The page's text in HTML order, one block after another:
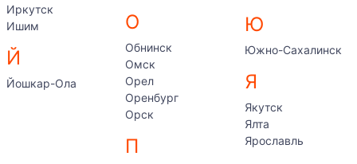
Иркутск
Ишим
Й
Йошкар-Ола
О
Обнинск
Омск
Орел
Оренбург
Орск
П
Ю
Южно-Сахалинск
Я
Якутск
Ялта
Ярославль